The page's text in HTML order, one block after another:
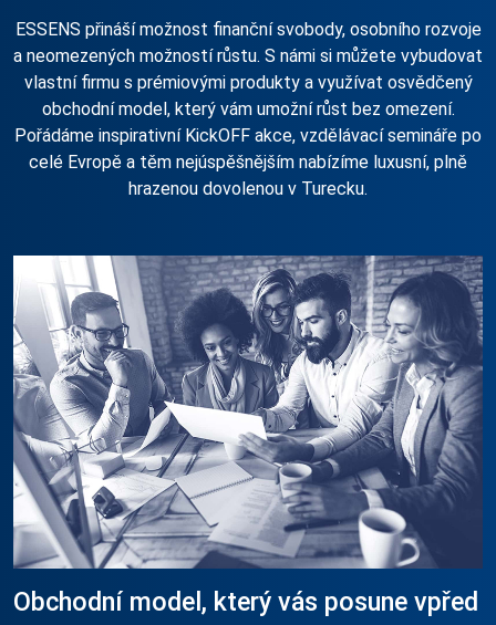
ESSENS přináší možnost finanční svobody, osobního rozvoje
a neomezených možností růstu. S námi si můžete vybudovat
vlastní firmu s prémiovými produkty a využívat osvědčený
obchodní model, který vám umožní růst bez omezení.
Pořádáme inspirativní KickOFF akce, vzdělávací semináře po
celé Evropě a těm nejúspěšnějším nabízíme luxusní, plně
hrazenou dovolenou v Turecku.
Obchodní model, který vás posune vpřed